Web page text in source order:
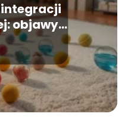
objawy i